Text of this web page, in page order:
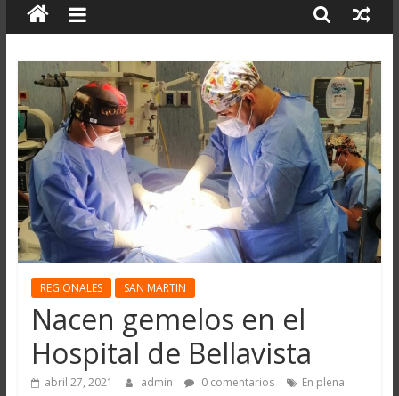
REGIONALES SAN MARTIN
Nacen gemelos en el
Hospital de Bellavista
abril 27, 2021 admin 0 comentarios
En plena